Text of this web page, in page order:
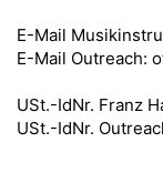
E-Mail
E-Mail Outreach:
USt.-IdNr. Franz
USt.-IdNr.